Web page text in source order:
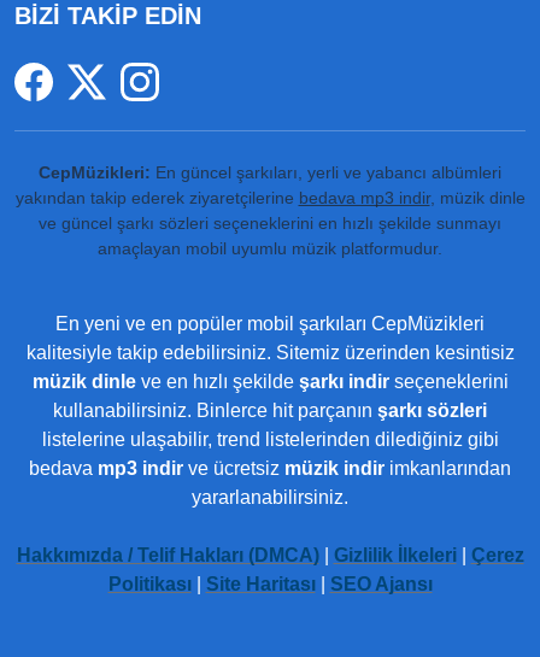
BİZİ TAKİP EDİN
CepMüzikleri: En güncel şarkıları, yerli ve yabancı albümleri
yakından takip ederek ziyaretçilerine bedava mp3 indir, müzik dinle
ve güncel şarkı sözleri seçeneklerini en hızlı şekilde sunmayı
amaçlayan mobil uyumlu müzik platformudur.
En yeni ve en popüler mobil şarkıları CepMüzikleri
kalitesiyle takip edebilirsiniz. Sitemiz üzerinden kesintisiz
müzik dinleve en hızlı şekilde şarkı indirseçeneklerini
kullanabilirsiniz. Binlerce hit parçanın şarkı sözleri
listelerine ulaşabilir, trend listelerinden dilediğiniz gibi
bedava mp3 indir ve ücretsiz müzik indir imkanlarından
yararlanabilirsiniz.
Hakkımızda / Telif Hakları (DMCA)| Gizlilik İlkeleri| Çerez
Politikası| Site Haritası| SEO Ajansı